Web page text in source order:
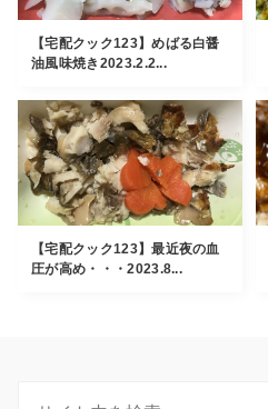
【宅配クック123】めばる白醤
油風味焼き2023.2.2...
【宅配クック123】最近夜の血
圧が高め・・・2023.8...